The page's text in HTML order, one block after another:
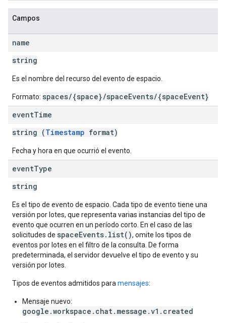
Campos
name
string
Es el nombre del recurso del evento de espacio.
Formato: spaces/{space}/spaceEvents/{spaceEvent}
eventTime
string (Timestamp format)
Fecha y hora en que ocurrió el evento.
eventType
string
Es el tipo de evento de espacio. Cada tipo de evento tiene una
versión por lotes, que representa varias instancias del tipo de
evento que ocurren en un período corto. En el caso de las
solicitudes de spaceEvents.list(), omite los tipos de
eventos por lotes en el filtro de la consulta. De forma
predeterminada, el servidor devuelve el tipo de evento y su
versión por lotes.
Tipos de eventos admitidos para mensajes:
Mensaje nuevo:
google.workspace.chat.message.v1.created